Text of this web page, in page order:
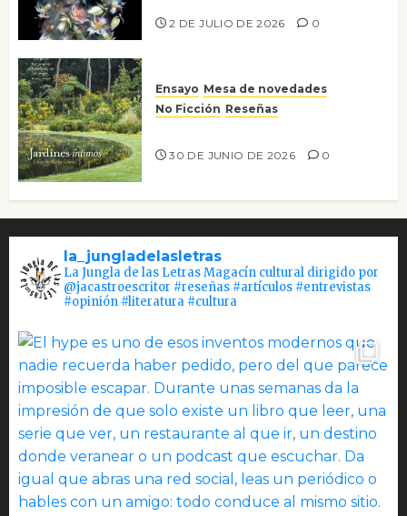
2 DE JULIO DE 2026 0
Ensayo Mesa de novedades
No Ficción Reseñas
30 DE JUNIO DE 2026 0
la_jungladelasletras
La Jungla de las Letras Magacín cultural dirigido por
@jacastroescritor #reseñas #artículos #entrevistas
#opinión #literatura #cultura